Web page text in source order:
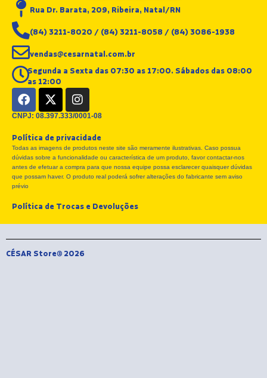
Rua Dr. Barata, 209, Ribeira, Natal/RN
(84) 3211-8020 / (84) 3211-8058 / (84) 3086-1938
vendas@cesarnatal.com.br
Segunda a Sexta das 07:30 as 17:00. Sábados das 08:00
as 12:00
F
a
c
b
o
o
k
X
-
t
i
t
t
e
I
n
s
a
g
r
a
CNPJ: 08.397.333/0001-08
Política de privacidade
Todas as imagens de produtos neste site são meramente ilustrativas. Caso possua
dúvidas sobre a funcionalidade ou característica de um produto, favor contactar-nos
antes de efetuar a compra para que nossa equipe possa esclarecer quaisquer dúvidas
que possam haver. O produto real poderá sofrer alterações do fabricante sem aviso
prévio
Política de Trocas e Devoluções
CÉSAR Store® 2026